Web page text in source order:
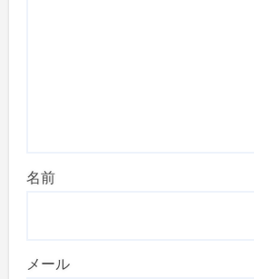
名前
メール